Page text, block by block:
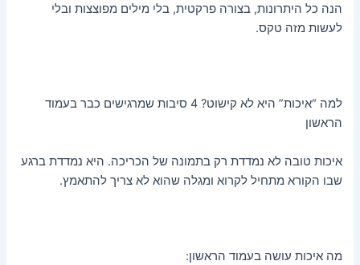
הנה כל היתרונות, בצורה פרקטית, בלי מילים מפוצצות ובלי
לעשות מזה טקס.
למה “איכות” היא לא קישוט? 4 סיבות שמרגישים כבר בעמוד
הראשון
איכות טובה לא נמדדת רק בתמונה של הכריכה. היא נמדדת ברגע
שבו הקורא מתחיל לקרוא ומגלה שהוא לא צריך להתאמץ.
מה איכות עושה בעמוד הראשון: